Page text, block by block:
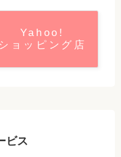
Yahoo!
ショッピング店
ビス